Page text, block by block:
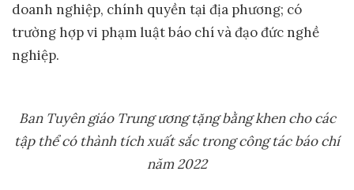
doanh nghiệp, chính quyền tại địa phương; có
trường hợp vi phạm luật báo chí và đạo đức nghề
nghiệp.
Ban Tuyên giáo Trung ương tặng bằng khencho các
tập thểcó thành tích xuất sắc trong công tác báo chí
năm 2022